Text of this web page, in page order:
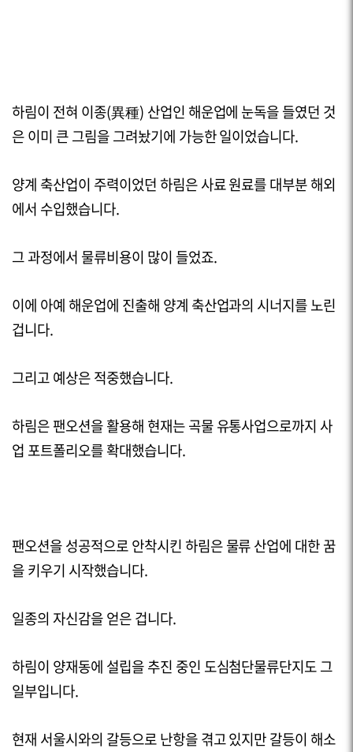
하림이 전혀 이종(異種) 산업인 해운업에 눈독을 들였던 것
은 이미 큰 그림을 그려놨기에 가능한 일이었습니다.
양계 축산업이 주력이었던 하림은 사료 원료를 대부분 해외
에서 수입했습니다.
그 과정에서 물류비용이 많이 들었죠.
이에 아예 해운업에 진출해 양계 축산업과의 시너지를 노린
겁니다.
그리고 예상은 적중했습니다.
하림은 팬오션을 활용해 현재는 곡물 유통사업으로까지 사
업 포트폴리오를 확대했습니다.
팬오션을 성공적으로 안착시킨 하림은 물류 산업에 대한 꿈
을 키우기 시작했습니다.
일종의 자신감을 얻은 겁니다.
하림이 양재동에 설립을 추진 중인 도심첨단물류단지도 그
일부입니다.
현재 서울시와의 갈등으로 난항을 겪고 있지만 갈등이 해소